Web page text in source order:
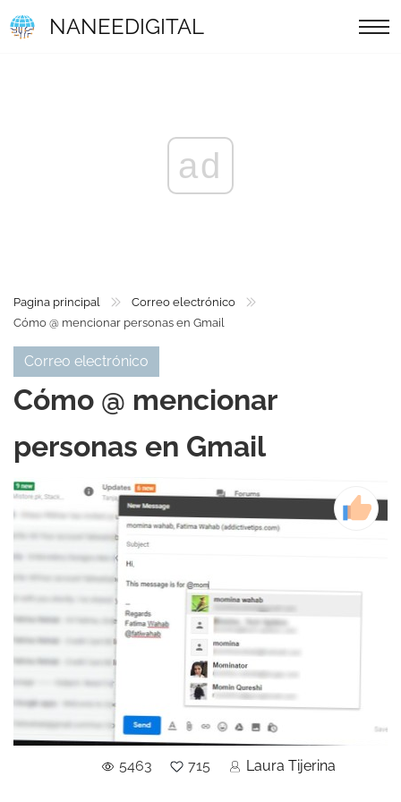
NANEEDIGITAL
ad
Pagina principal
Correo electrónico
Cómo @ mencionar personas en Gmail
Correo electrónico
Cómo @ mencionar
personas en Gmail
5463 715 Laura Tijerina